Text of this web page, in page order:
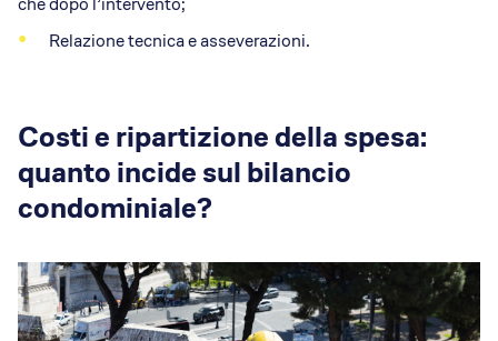
Relazione tecnica e asseverazioni.
Costi e ripartizione della spesa:
quanto incide sul bilancio
condominiale?